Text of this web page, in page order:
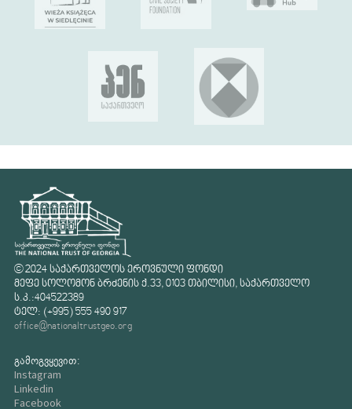
© 2024 საქართველოს ეროვნული ფონდი
მეფე სოლომონ ბრძენის ქ.33, 0103 თბილისი, საქართველო
ს.კ.:404522389
ტელ: (+995) 555 490 917
office@nationaltrustgeo.org
გამოგვყევით:
Instagram
Linkedin
Facebook